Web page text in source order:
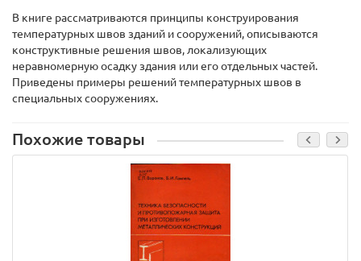
В книге рассматриваются принципы конструирования
температурных швов зданий и сооружений, описываются
конструктивные решения швов, локализующих
неравномерную осадку здания или его отдельных частей.
Приведены примеры решений температурных швов в
специальных сооружениях.
Похожие товары